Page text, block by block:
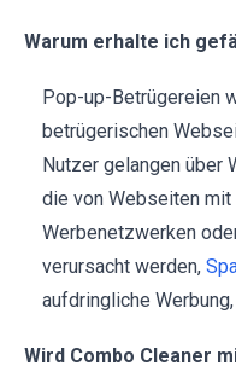
Warum erhalte ich
Pop-up-Betrügereien
betrügerischen
Nutzer gelangen über
die von Webseiten
Werbenetzwerken
verursacht werden,
aufdringliche
Wird Combo Cleaner